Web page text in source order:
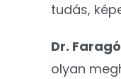
tudás,
Dr.
olyan